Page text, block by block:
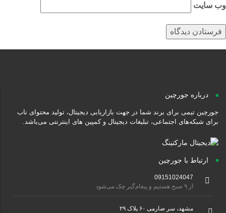
سایت
درباره جورچین
جورچین تیمی برای برند شما در جهت بازاریابی دیجیتال، تولید محتوای ناب
برای شبکه‌های اجتماعی، تبلیغات دیجیتال و کمپین های اینترنتی می‌باشد.
ارتباط با جورچین
09151024047
مشهد، سر صارمی ۶۰ پلاک ۲۹